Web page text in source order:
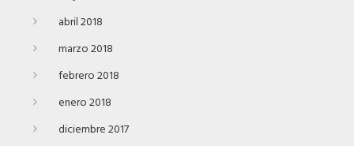
abril 2018
marzo 2018
febrero 2018
enero 2018
diciembre 2017